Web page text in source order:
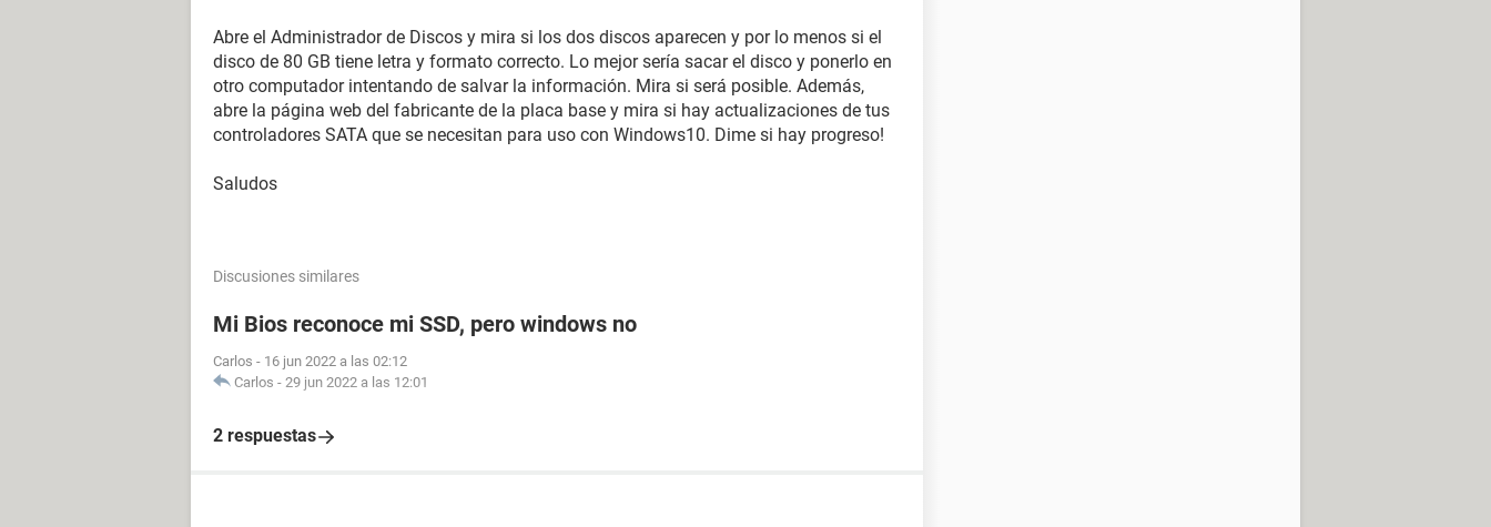
Abre el Administrador de Discos y mira si los dos discos aparecen y por lo menos si el
disco de 80 GB tiene letra y formato correcto. Lo mejor sería sacar el disco y ponerlo en
otro computador intentando de salvar la información. Mira si será posible. Además,
abre la página web del fabricante de la placa base y mira si hay actualizaciones de tus
controladores SATA que se necesitan para uso con Windows10. Dime si hay progreso!
Saludos
Discusiones similares
Mi Bios reconoce mi SSD, pero windows no
Carlos - 16 jun 2022 a las 02:12
Carlos - 29 jun 2022 a las 12:01
2 respuestas